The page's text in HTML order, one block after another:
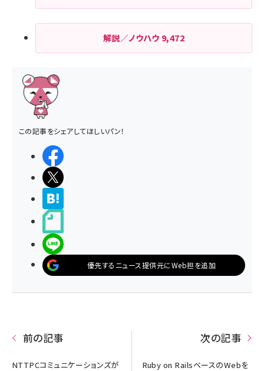
解説／ノウハウ 9,472
この記事をシェアしてほしいパン！
優先するニュース提供元にWeb担を追加
前の記事
NTTPCコミュニケーションズが
次の記事
Ruby on RailsベースのWebを